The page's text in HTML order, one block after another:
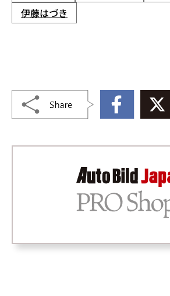
伊藤はづき